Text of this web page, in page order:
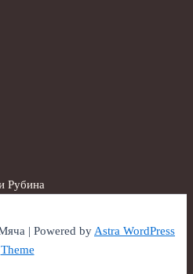
Рубина
| Powered byAstra WordPress
Theme